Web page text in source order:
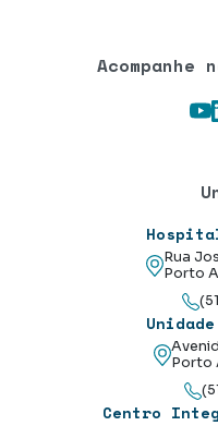
Rua
Porto
Porto
Centro